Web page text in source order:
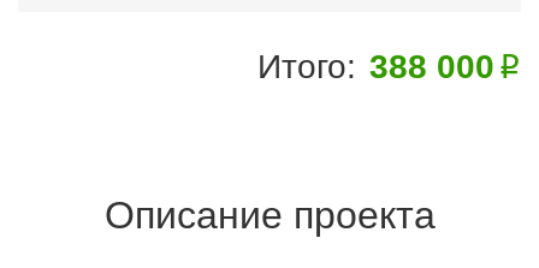
Итого: 388 000
Описание проекта